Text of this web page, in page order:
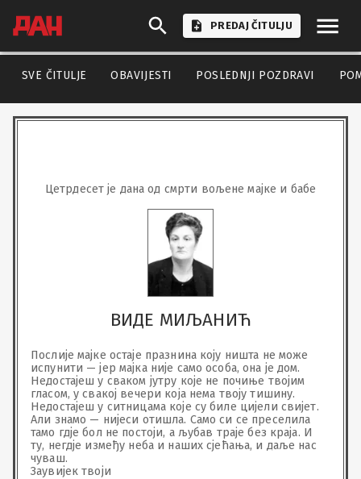
PREDAJ ČITULJU
SVE ČITULJE OBAVIJESTI POSLEDNJI POZDRAVI
Цетрдесет је дана од смрти вољене мајке и бабе
ВИДЕ МИЉАНИЋ
Послије мајке остаје празнина коју ништа не може
испунити — јер мајка није само особа, она је дом.
Недостајеш у сваком јутру које не почиње твојим
гласом, у свакој вечери која нема твоју тишину.
Недостајеш у ситницама које су биле цијели свијет.
Али знамо — нијеси отишла. Само си се преселила
тамо гд‌је бол не постоји, а љубав траје без краја. И
ту, негд‌је између неба и наших сјећања, и даље нас
чуваш.
Заувијек твоји